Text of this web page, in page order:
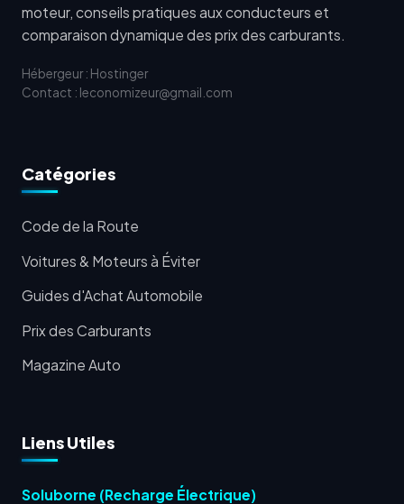
moteur, conseils pratiques aux conducteurs et
comparaison dynamique des prix des carburants.
Hébergeur : Hostinger
Contact : leconomizeur@gmail.com
Catégories
Code de la Route
Voitures & Moteurs à Éviter
Guides d'Achat Automobile
Prix des Carburants
Magazine Auto
Liens Utiles
Soluborne (Recharge Électrique)